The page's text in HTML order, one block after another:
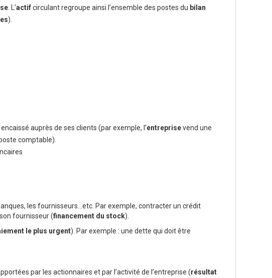
. L’actifcirculant regroupe ainsi l’ensemble des postes du bilan
).
auprès de ses clients (par exemple, l’entreprisevend une
comptable).
les fournisseurs…etc. Par exemple, contracter un crédit
fournisseur (financement du stock).
le plus urgent). Par exemple : une dette qui doit être
par les actionnaires et par l’activité de l’entreprise (résultat